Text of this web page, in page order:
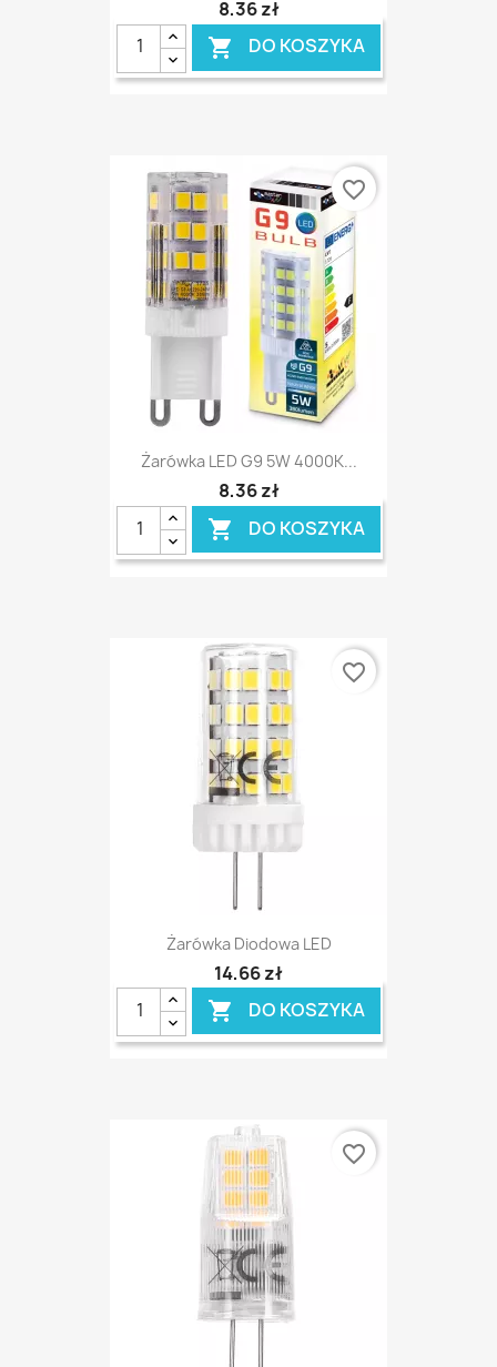
8,36 zł
 DO KOSZYKA
Żarówka LED G9 5W 4000K...
8,36 zł
 DO KOSZYKA
favorite_border
Żarówka Diodowa LED
14,66 zł
 DO KOSZYKA
favorite_border
favorite_border